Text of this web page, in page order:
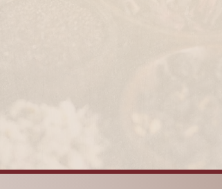
SHAKTIYOMA